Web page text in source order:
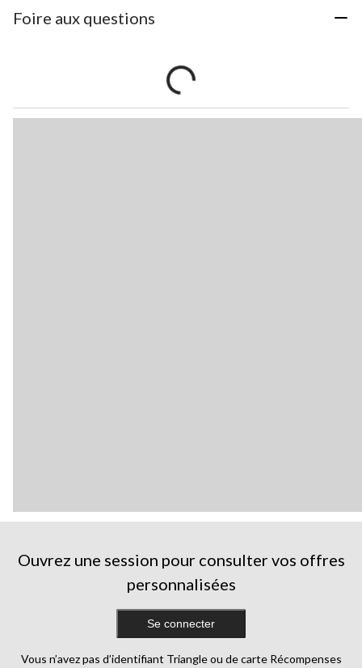
Foire aux questions
Ouvrez une session pour consulter vos offres
personnalisées
Se connecter
Vous n’avez pas d’identifiant Triangle ou de carte Récompenses